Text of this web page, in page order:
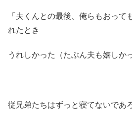
「夫くんとの最後、俺らもおって
れたとき
うれしかった（たぶん夫も嬉しか
従兄弟たちはずっと寝てないであ